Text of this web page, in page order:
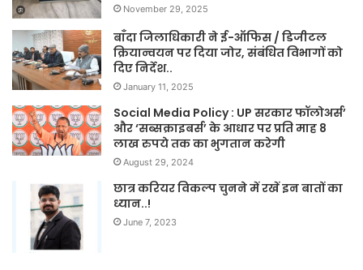
November 29, 2025
बाँदा जिलाधिकारी ने ई-ऑफिस / डिजीटल
क्रियान्वयन पर दिया जोर, संबंधित विभागों को
दिए निर्देश..
January 11, 2025
Social Media Policy : UP सरकार फॉलोअर्स’
और ‘सब्सक्राइबर्स’ के आधार पर प्रति माह 8
लाख रुपये तक का भुगतान करेगी
August 29, 2024
छात्र करियर विकल्प चुनने में रखें इन बातों का
ध्यान..!
June 7, 2023